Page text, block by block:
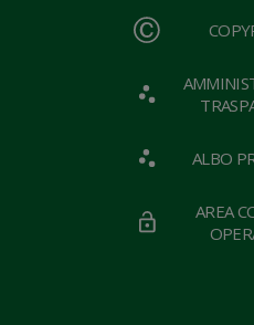
ALBO
AREA